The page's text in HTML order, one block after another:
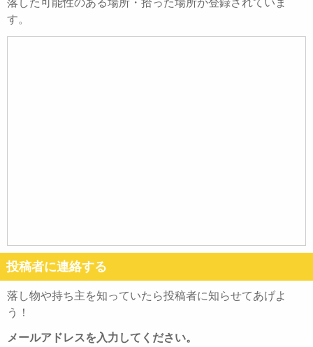
落した可能性のある場所・拾った場所が登録されていま
す。
投稿者に連絡する
落し物や持ち主を知っていたら投稿者に知らせてあげよ
う！
メールアドレスを入力してください。